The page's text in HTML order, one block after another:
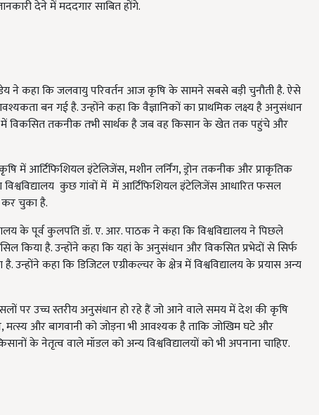
देने में मददगार साबित होंगे.
ने कहा कि जलवायु परिवर्तन आज कृषि के सामने सबसे बड़ी चुनौती है. ऐसे
बन गई है. उन्होंने कहा कि वैज्ञानिकों का प्राथमिक लक्ष्य है अनुसंधान
में विकसित तकनीक तभी सार्थक है जब वह किसान के खेत तक पहुंचे और
में आर्टिफिशियल इंटेलिजेंस, मशीन लर्निंग, ड्रोन तकनीक और प्राकृतिक
कुछ गांवों में में आर्टिफिशियल इंटेलिजेंस आधारित फसल
कर चुका है.
के पूर्व कुलपति डॉ. ए. आर. पाठक ने कहा कि विश्वविद्यालय ने पिछले
किया है. उन्होंने कहा कि यहां के अनुसंधान और विकसित प्रभेदों से सिर्फ
उन्होंने कहा कि डिजिटल एग्रीकल्चर के क्षेत्र में विश्वविद्यालय के प्रयास अन्य
पर उच्च स्तरीय अनुसंधान हो रहे हैं जो आने वाले समय में देश की कृषि
और बागवानी को जोड़ना भी आवश्यक है ताकि जोखिम घटे और
के नेतृत्व वाले मॉडल को अन्य विश्वविद्यालयों को भी अपनाना चाहिए.